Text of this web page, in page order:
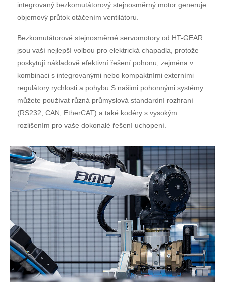
integrovaný bezkomutátorový stejnosměrný motor generuje
objemový průtok otáčením ventilátoru.
Bezkomutátorové stejnosměrné servomotory od HT-GEAR
jsou vaší nejlepší volbou pro elektrická chapadla, protože
poskytují nákladově efektivní řešení pohonu, zejména v
kombinaci s integrovanými nebo kompaktními externími
regulátory rychlosti a pohybu.S našimi pohonnými systémy
můžete používat různá průmyslová standardní rozhraní
(RS232, CAN, EtherCAT) a také kodéry s vysokým
rozlišením pro vaše dokonalé řešení uchopení.